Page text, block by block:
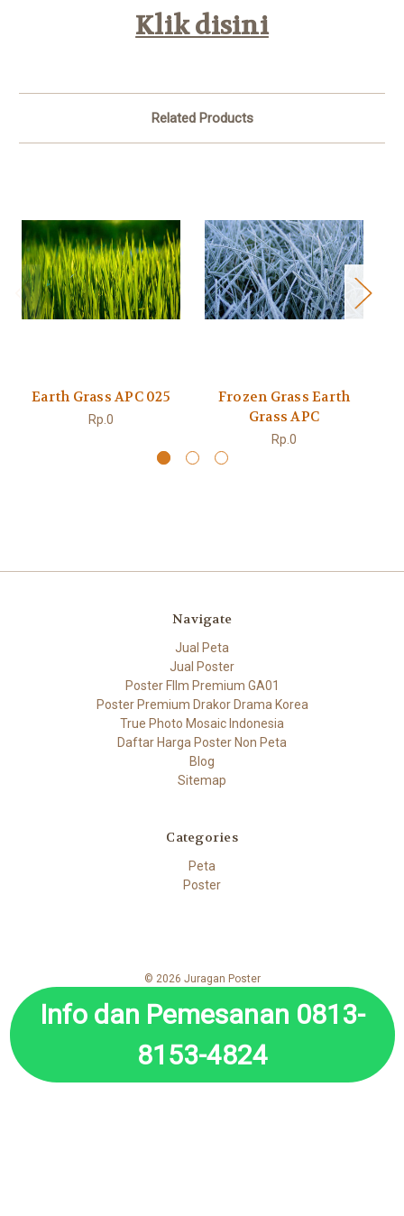
Klik disini
Related Products
Earth Grass APC 025
Rp.0
Frozen Grass Earth
Grass APC
Rp.0
Navigate
Jual Peta
Jual Poster
Poster FIlm Premium GA01
Poster Premium Drakor Drama Korea
True Photo Mosaic Indonesia
Daftar Harga Poster Non Peta
Blog
Sitemap
Categories
Peta
Poster
© 2026 Juragan Poster
Info dan Pemesanan 0813-
8153-4824